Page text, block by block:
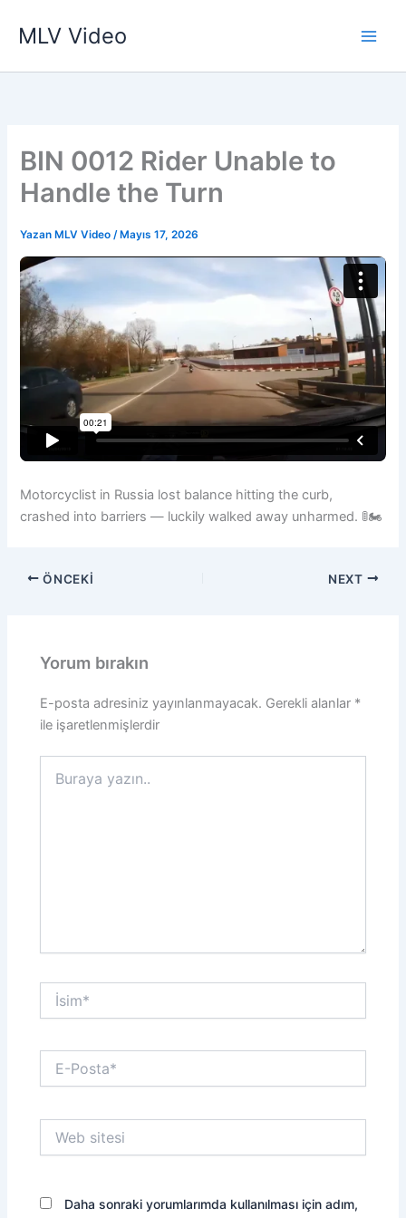
atlaMLV Video
BIN 0012 Rider Unable to
Handle the Turn
Yazan MLV Video/ Mayıs 17, 2026
Motorcyclist in Russia lost balance hitting the curb,
crashed into barriers — luckily walked away unharmed. 🚦🏍️
ÖNCEKI NEXT
Yorum bırakın
E-posta adresiniz yayınlanmayacak. Gerekli alanlar *
ile işaretlenmişlerdir
yazın..
İsim*
Posta*
sitesi
Daha sonraki yorumlarımda kullanılması için adım,